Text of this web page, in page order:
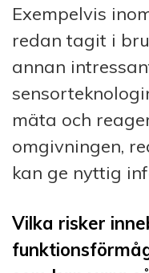
Exempelvis
redan tagit i
annan
mäta och
omgivningen,
kan ge nyttig
Vilka risker